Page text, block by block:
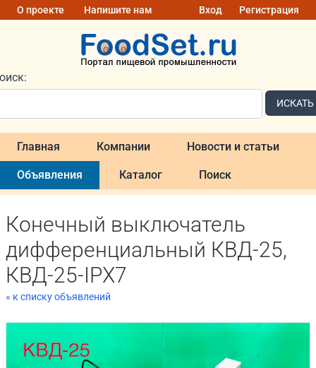
О проекте Напишите нам Вход Регистрация
ИСКАТЬ
Главная Компании Новости и статьи
Объявления Каталог Поиск
Конечный выключатель
дифференциальный КВД-25,
КВД-25-IPX7
« к списку объявлений